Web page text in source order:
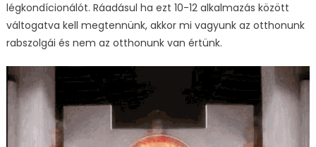
légkondícionálót. Ráadásul ha ezt 10-12 alkalmazás között
váltogatva kell megtennünk, akkor mi vagyunk az otthonunk
rabszolgái és nem az otthonunk van értünk.